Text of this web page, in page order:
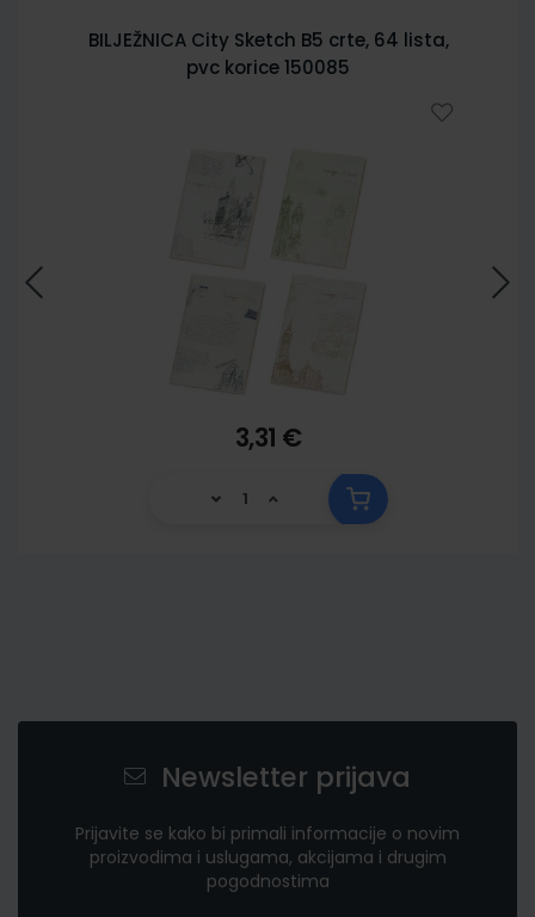
BILJEŽNICA City Sketch B5 crte, 64 lista,
pvc korice 150085
3,31 €
Newsletter prijava
Prijavite se kako bi primali informacije o novim
proizvodima i uslugama, akcijama i drugim
pogodnostima